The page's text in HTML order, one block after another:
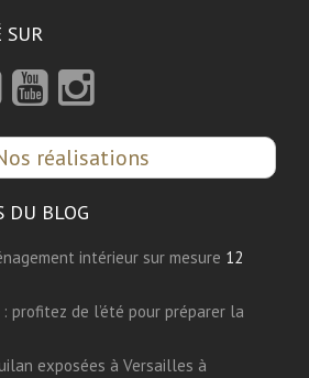
SUR
réalisations
DU BLOG
intérieur sur mesure 12
profitez de l’été pour préparer la
exposées à Versailles à